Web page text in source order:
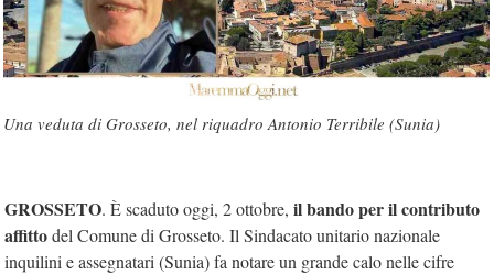
Una veduta di Grosseto, nel riquadro Antonio Terribile (Sunia)
GROSSETO. È scaduto oggi, 2 ottobre, il bando per il contributo
affittodel Comune di Grosseto. Il Sindacato unitario nazionale
inquilini e assegnatari (Sunia) fa notare un grande calo nelle cifre